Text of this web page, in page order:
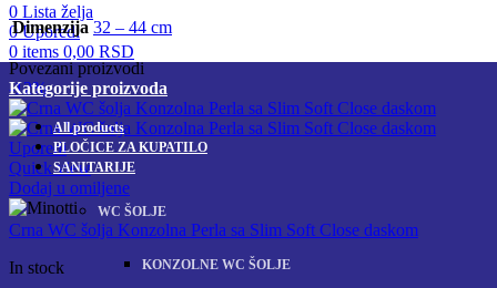
0 Lista želja
0 Uporedi
0 items 0,00 RSD
Kategorije proizvoda
Allproducts
PLOČICE ZA KUPATILO
SANITARIJE
WC ŠOLJE
KONZOLNE WC ŠOLJE
Dimenzija 32 – 44 cm
Povezani proizvodi
-12%
Uporedi
Quick view
Dodaj u omiljene
Crna WC šolja Konzolna Perla sa Slim Soft Close daskom
In stock